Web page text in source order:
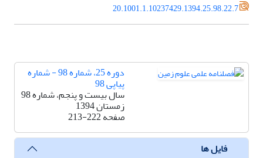
20.1001.1.10237429.1394.25.98.22.7
دوره 25، شماره 98 - شماره
پیاپی 98
سال بیست و پنجم، شماره 98
زمستان 1394
صفحه213-222
فایل ها